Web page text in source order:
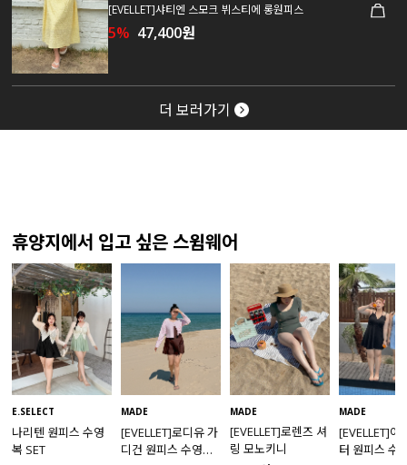
[EVELLET]샤티엔 스모크 뷔스티에 롱원피스
5% 47,400원
더 보러가기
휴양지에서 입고 싶은 스윔웨어
E.SELECT
나리텐 원피스 수영
복 SET
MADE
[EVELLET]로디유 가
디건 원피스 수영복
MADE
[EVELLET]로렌즈 셔
링 모노키니
MADE
[EVELLET]아
터 원피스 수